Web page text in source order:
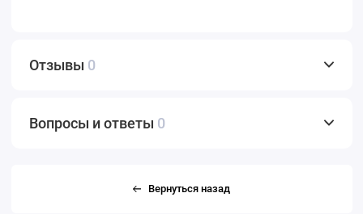
Отзывы 0
Вопросы и ответы 0
Вернуться назад